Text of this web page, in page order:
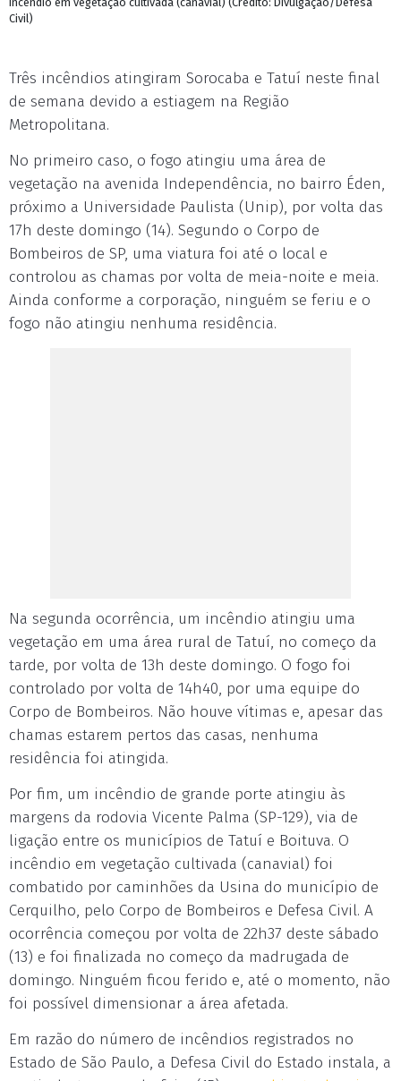
Civil)
Três incêndios atingiram Sorocaba e Tatuí neste final
de semana devido a estiagem na Região
Metropolitana.
No primeiro caso, o fogo atingiu uma área de
vegetação na avenida Independência, no bairro Éden,
próximo a Universidade Paulista (Unip), por volta das
17h deste domingo (14). Segundo o Corpo de
Bombeiros de SP, uma viatura foi até o local e
controlou as chamas por volta de meia-noite e meia.
Ainda conforme a corporação, ninguém se feriu e o
fogo não atingiu nenhuma residência.
Na segunda ocorrência, um incêndio atingiu uma
vegetação em uma área rural de Tatuí, no começo da
tarde, por volta de 13h deste domingo. O fogo foi
controlado por volta de 14h40, por uma equipe do
Corpo de Bombeiros. Não houve vítimas e, apesar das
chamas estarem pertos das casas, nenhuma
residência foi atingida.
Por fim, um incêndio de grande porte atingiu às
margens da rodovia Vicente Palma (SP-129), via de
ligação entre os municípios de Tatuí e Boituva. O
incêndio em vegetação cultivada (canavial) foi
combatido por caminhões da Usina do município de
Cerquilho, pelo Corpo de Bombeiros e Defesa Civil. A
ocorrência começou por volta de 22h37 deste sábado
(13) e foi finalizada no começo da madrugada de
domingo. Ninguém ficou ferido e, até o momento, não
foi possível dimensionar a área afetada.
Em razão do número de incêndios registrados no
Estado de São Paulo, a Defesa Civil do Estado instala, a